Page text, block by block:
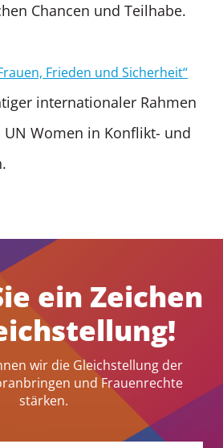
Chancen und Teilhabe.
Frieden und Sicherheit“
internationaler Rahmen
Women in Konflikt- und
ein Zeichen
wir die Gleichstellung der
und Frauenrechte
stärken.